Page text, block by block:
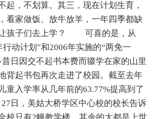
起，不划算。其三，现在计划生育，
看家做饭、放牛放羊，一年四季都缺
让孩子们去上学？ 可喜的是，从
行动计划”和2006年实施的“两免一
日因交不起书本费而辍学在家的山里
背起书包再次走进了校园。截至去年
童入学率从几年前的63.77%提高到了
，美姑大桥学区中心校的校长告诉